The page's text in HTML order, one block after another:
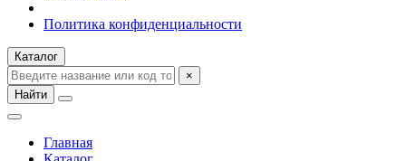
Политика конфиденциальности
Каталог
×
Найти
Главная